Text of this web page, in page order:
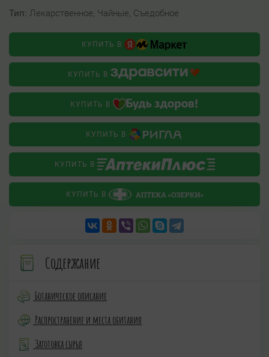
Тип: Лекарственное, Чайные, Съедобное
КУПИТЬ В
КУПИТЬ В
КУПИТЬ В
КУПИТЬ В
КУПИТЬ В
КУПИТЬ В
Содержание
Ботаническое описание
Распространение и места обитания
Заготовка сырья